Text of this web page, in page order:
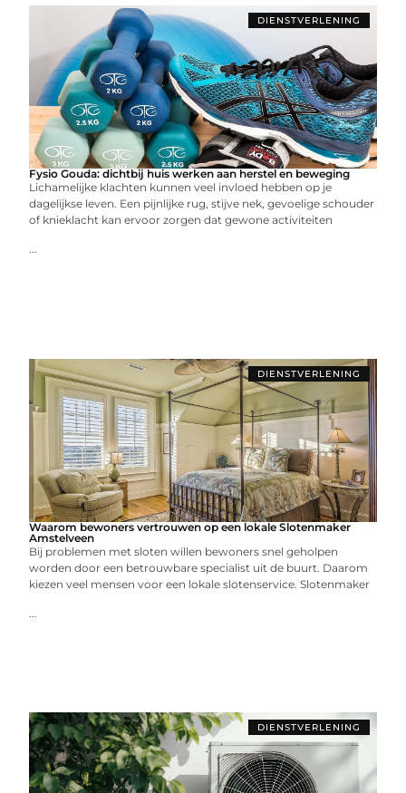
DIENSTVERLENING
Fysio Gouda: dichtbij huis werken aan herstel en beweging
Lichamelijke klachten kunnen veel invloed hebben op je
dagelijkse leven. Een pijnlijke rug, stijve nek, gevoelige schouder
of knieklacht kan ervoor zorgen dat gewone activiteiten
...
DIENSTVERLENING
Waarom bewoners vertrouwen op een lokale Slotenmaker
Amstelveen
Bij problemen met sloten willen bewoners snel geholpen
worden door een betrouwbare specialist uit de buurt. Daarom
kiezen veel mensen voor een lokale slotenservice. Slotenmaker
...
DIENSTVERLENING